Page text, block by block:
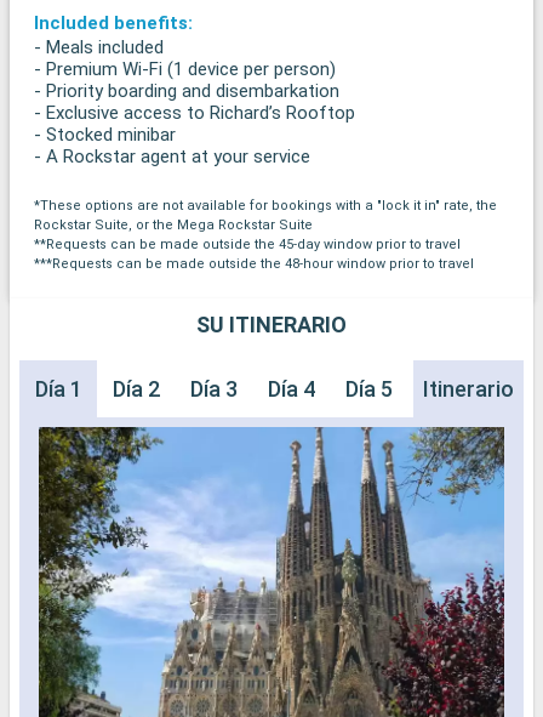
Included benefits:
- Meals included
- Premium Wi-Fi (1 device per person)
- Priority boarding and disembarkation
- Exclusive access to Richard’s Rooftop
- Stocked minibar
- A Rockstar agent at your service
*These options are not available for bookings with a "lock it in" rate, the
Rockstar Suite, or the Mega Rockstar Suite
**Requests can be made outside the 45-day window prior to travel
***Requests can be made outside the 48-hour window prior to travel
SU ITINERARIO
Día 1 Día 2 Día 3 Día 4 Día 5 Día 6 Día
Itinerario